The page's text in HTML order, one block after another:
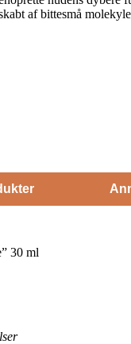
af bittesmå
30 ml